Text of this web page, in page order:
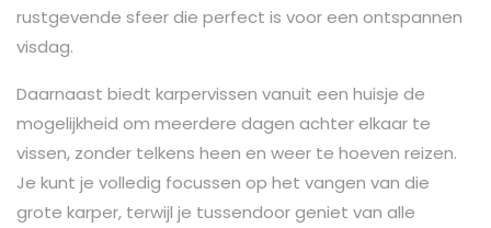
rustgevende sfeer die perfect is voor een ontspannen
visdag.
Daarnaast biedt karpervissen vanuit een huisje de
mogelijkheid om meerdere dagen achter elkaar te
vissen, zonder telkens heen en weer te hoeven reizen.
Je kunt je volledig focussen op het vangen van die
grote karper, terwijl je tussendoor geniet van alle